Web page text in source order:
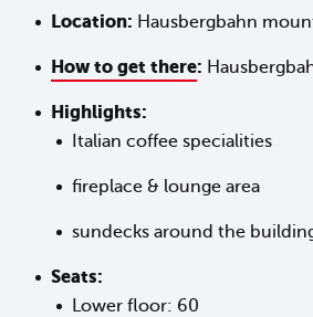
Location: Hausbergbahn
How to get there:
Highlights:
Italian coffee specialities
fireplace & lounge area
sundecks around the
Seats:
Lower floor: 60